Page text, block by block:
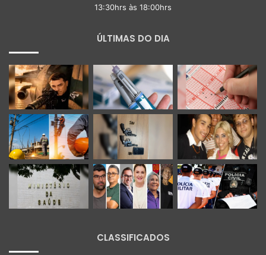
13:30hrs às 18:00hrs
ÚLTIMAS DO DIA
CLASSIFICADOS